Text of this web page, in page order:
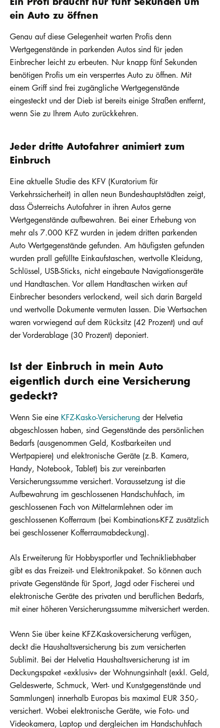
ein Auto zu öffnen
Genau auf diese Gelegenheit warten Profis denn
Wertgegenstände in parkenden Autos sind für jeden
Einbrecher leicht zu erbeuten. Nur knapp fünf Sekunden
benötigen Profis um ein versperrtes Auto zu öffnen. Mit
einem Griff sind frei zugängliche Wertgegenstände
eingesteckt und der Dieb ist bereits einige Straßen entfernt,
wenn Sie zu Ihrem Auto zurückkehren.
Jeder dritte Autofahrer animiert zum
Einbruch
Eine aktuelle Studie des KFV (Kuratorium für
Verkehrssicherheit) in allen neun Bundeshauptstädten zeigt,
dass Österreichs Autofahrer in ihren Autos gerne
Wertgegenstände aufbewahren. Bei einer Erhebung von
mehr als 7.000 KFZ wurden in jedem dritten parkenden
Auto Wertgegenstände gefunden. Am häufigsten gefunden
wurden prall gefüllte Einkaufstaschen, wertvolle Kleidung,
Schlüssel, USB-Sticks, nicht eingebaute Navigationsgeräte
und Handtaschen. Vor allem Handtaschen wirken auf
Einbrecher besonders verlockend, weil sich darin Bargeld
und wertvolle Dokumente vermuten lassen. Die Wertsachen
waren vorwiegend auf dem Rücksitz (42 Prozent) und auf
der Vorderablage (30 Prozent) deponiert.
Ist der Einbruch in mein Auto
eigentlich durch eine Versicherung
gedeckt?
Wenn Sie eine KFZ-Kasko-Versicherung der Helvetia
abgeschlossen haben, sind Gegenstände des persönlichen
Bedarfs (ausgenommen Geld, Kostbarkeiten und
Wertpapiere) und elektronische Geräte (z.B. Kamera,
Handy, Notebook, Tablet) bis zur vereinbarten
Versicherungssumme versichert. Voraussetzung ist die
Aufbewahrung im geschlossenen Handschuhfach, im
geschlossenen Fach von Mittelarmlehnen oder im
geschlossenen Kofferraum (bei Kombinations-KFZ zusätzlich
bei geschlossener Kofferraumabdeckung).
Als Erweiterung für Hobbysportler und Technikliebhaber
gibt es das Freizeit- und Elektronikpaket. So können auch
private Gegenstände für Sport, Jagd oder Fischerei und
elektronische Geräte des privaten und beruflichen Bedarfs,
mit einer höheren Versicherungssumme mitversichert werden.
Wenn Sie über keine KFZ-Kaskoversicherung verfügen,
deckt die Haushaltsversicherung bis zum versicherten
Sublimit. Bei der Helvetia Haushaltsversicherung ist im
Deckungspaket «exklusiv» der Wohnungsinhalt (exkl. Geld,
Geldeswerte, Schmuck, Wert- und Kunstgegenstände und
Sammlungen) innerhalb Europas bis maximal EUR 350,-
versichert. Wobei elektronische Geräte, wie Foto- und
Videokamera, Laptop und dergleichen im Handschuhfach